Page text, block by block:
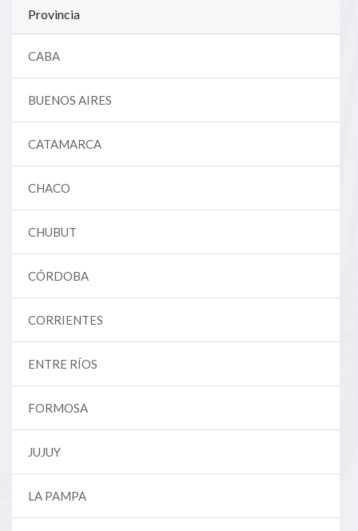
Provincia
CABA
BUENOS AIRES
CATAMARCA
CHACO
CHUBUT
CÓRDOBA
CORRIENTES
ENTRE RÍOS
FORMOSA
JUJUY
LA PAMPA